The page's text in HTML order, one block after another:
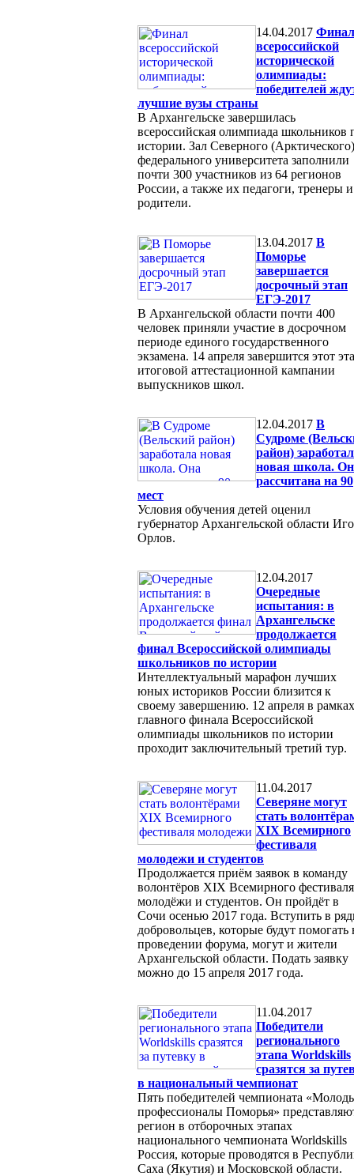
14.04.2017 Финал
всероссийской
исторической
олимпиады:
победителей
лучшие вузы страны
В Архангельске завершилась
всероссийская олимпиада школьников
истории. Зал Северного (Арктического)
федерального университета заполнили
почти 300 участников из 64 регионов
России, а также их педагоги, тренеры и
родители.
13.04.2017 В
Поморье
завершается
досрочный этап
ЕГЭ-2017
В Архангельской области почти 400
человек приняли участие в досрочном
периоде единого государственного
экзамена. 14 апреля завершится этот
итоговой аттестационной кампании
выпускников школ.
12.04.2017 В
Судроме
район)
новая школа.
рассчитана на 90
мест
Условия обучения детей оценил
губернатор Архангельской области
Орлов.
12.04.2017
Очередные
испытания: в
Архангельске
продолжается
финал Всероссийской олимпиады
школьников по истории
Интеллектуальный марафон лучших
юных историков России близится к
своему завершению. 12 апреля в рамках
главного финала Всероссийской
олимпиады школьников по истории
проходит заключительный третий тур.
11.04.2017
Северяне могут
стать
XIX Всемирного
фестиваля
молодежи и студентов
Продолжается приём заявок в команду
волонтёров XIX Всемирного фестиваля
молодёжи и студентов. Он пройдёт в
Сочи осенью 2017 года. Вступить в
добровольцев, которые будут помогать
проведении форума, могут и жители
Архангельской области. Подать заявку
можно до 15 апреля 2017 года.
11.04.2017
Победители
регионального
этапа Worldskills
сразятся за
в национальный чемпионат
Пять победителей чемпионата
профессионалы Поморья»
регион в отборочных этапах
национального чемпионата Worldskills
Россия, которые проводятся в
Саха (Якутия) и Московской области.